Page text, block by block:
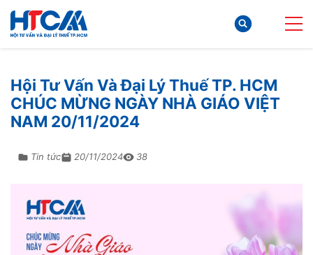
Hội Tư Vấn Và Đại Lý Thuế TP. HCM
CHÚC MỪNG NGÀY NHÀ GIÁO VIỆT
NAM 20/11/2024
Tin tức 20/11/2024 38